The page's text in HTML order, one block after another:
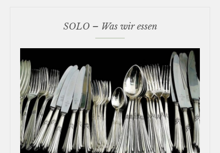
SOLO – Was wir essen